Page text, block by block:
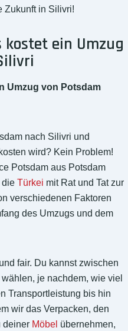
Zukunft in Silivri!
kostet ein Umzug
Umzug von Potsdam
nach Silivri und
wird? Kein Problem!
Potsdam aus Potsdam
die Türkei mit Rat und Tat zur
verschiedenen Faktoren
des Umzugs und dem
fair. Du kannst zwischen
je nachdem, wie viel
Transportleistung bis hin
wir das Verpacken, den
deiner Möbel übernehmen,